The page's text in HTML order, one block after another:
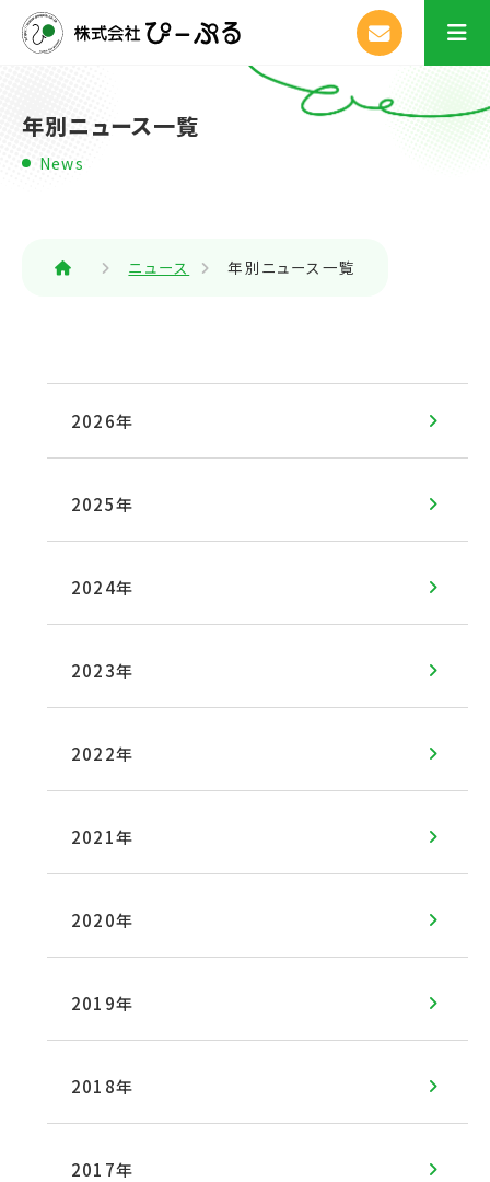
年別ニュース一覧
News
ニュース 年別ニュース一覧
2026年
2025年
2024年
2023年
2022年
2021年
2020年
2019年
2018年
2017年